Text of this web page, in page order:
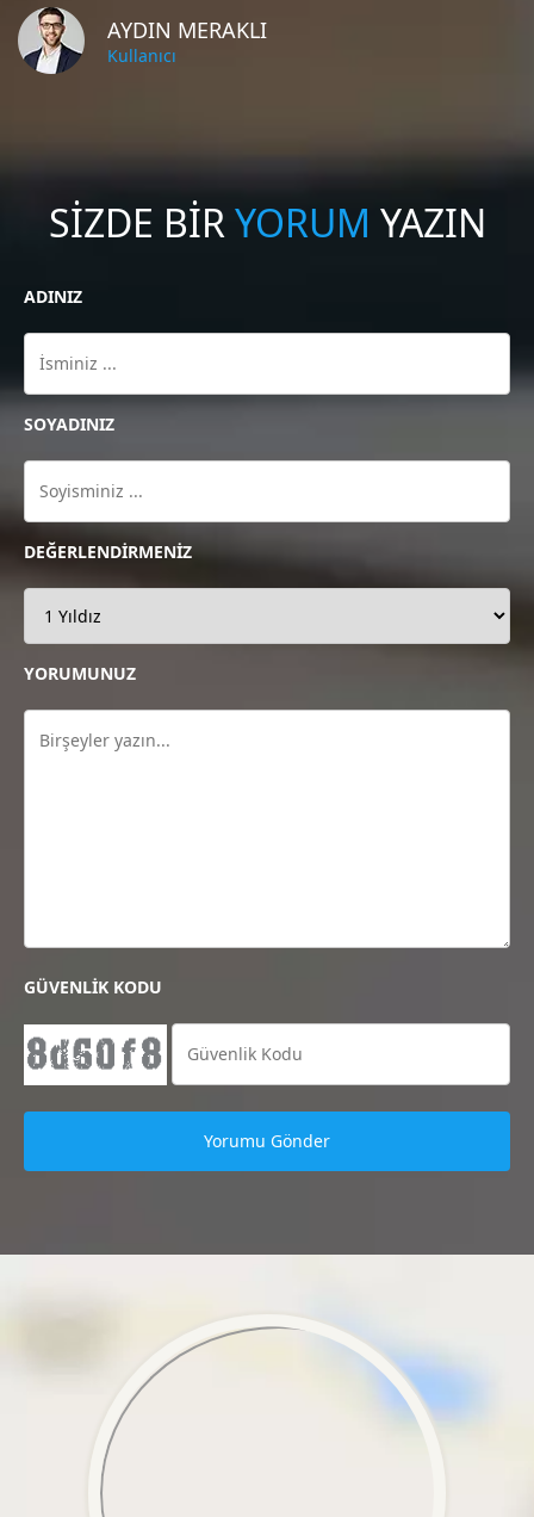
AYDIN MERAKLI
Kullanıcı
SİZDE BİRYORUM YAZIN
ADINIZ
SOYADINIZ
DEĞERLENDİRMENİZ
YORUMUNUZ
GÜVENLİK KODU